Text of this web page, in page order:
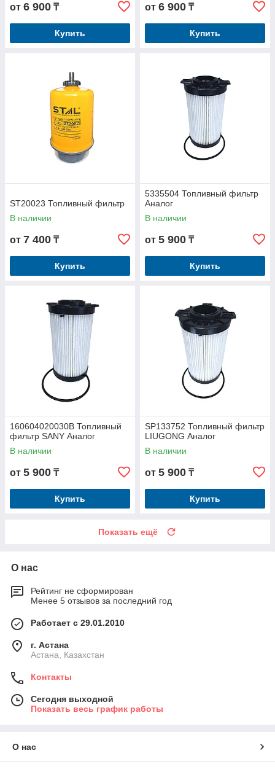
от 6 900 ₸
Купить
от 6 900 ₸
Купить
ST20023 Топливный фильтр
В наличии
от 7 400 ₸
Купить
5335504 Топливный фильтр
Аналог
В наличии
от 5 900 ₸
Купить
160604020030B Топливный
фильтр SANY Аналог
В наличии
от 5 900 ₸
Купить
SP133752 Топливный фильтр
LIUGONG Аналог
В наличии
от 5 900 ₸
Купить
Показать ещё
О нас
Рейтинг не сформирован
Менее 5 отзывов за последний год
Работает с 29.01.2010
г. Астана
Астана, Казахстан
Контакты
Сегодня выходной
Показать весь график работы
О нас